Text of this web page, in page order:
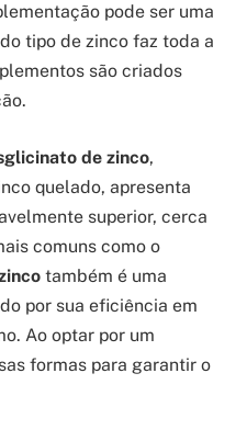
pode ser uma
tipo de zinco faz toda a
são criados
de zinco,
quelado, apresenta
superior, cerca
comuns como o
também é uma
por sua eficiência em
Ao optar por um
formas para garantir o